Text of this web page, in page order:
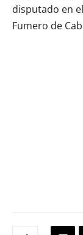
disputado en
Fumero de